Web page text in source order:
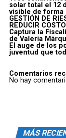
solar total el 12
visible de forma
GESTIÓN DE
REDUCIR
Captura la
de Valeria
El auge de los
juventud que
Comentarios
No hay
MÁS